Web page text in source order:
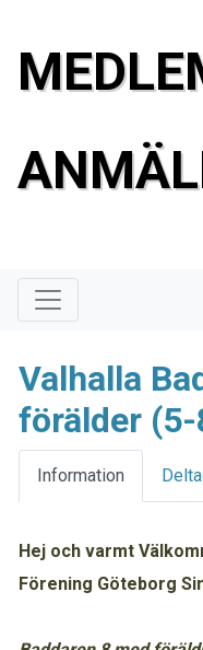
Valhalla
förälder
Information
Hej och varmt
Förening Göteborg